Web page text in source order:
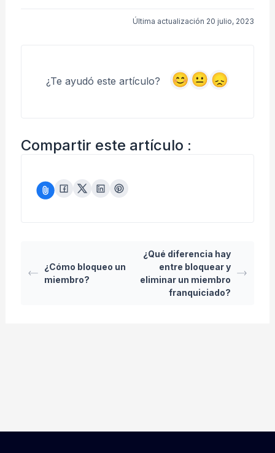
Última actualización 20 julio, 2023
¿Te ayudó este artículo?
Compartir este artículo :
¿Cómo bloqueo un
miembro?
¿Qué diferencia hay
entre bloquear y
eliminar un miembro
franquiciado?